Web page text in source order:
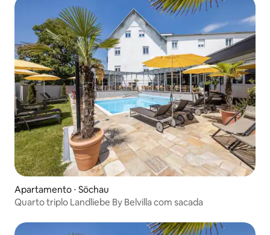
Apartamento ⋅ Söchau
Quarto triplo Landliebe By Belvilla com sacada